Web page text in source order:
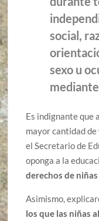
social,
sexo u
Es indignante que
mayor cantidad
el Secretario de
oponga a la
derechos de
Asimismo,
los que las niñas